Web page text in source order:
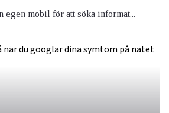
egen mobil för att söka informat...